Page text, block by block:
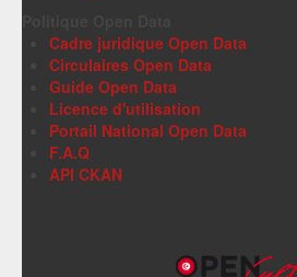
Cadre juridique Open Data
Circulaires Open Data
Guide Open Data
Licence d'utilisation
Portail National Open Data
F.A.Q
API CKAN